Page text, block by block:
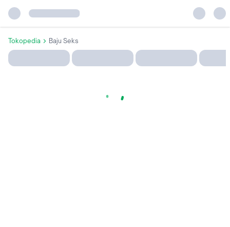
Tokopedia Baju Seks